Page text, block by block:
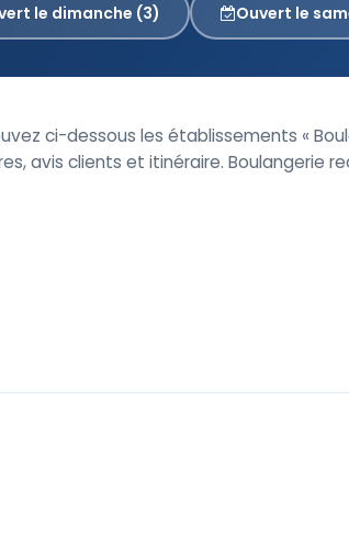
le dimanche (3) Ouvert le
ci-dessous les établissements «
avis clients et itinéraire. Boulangerie